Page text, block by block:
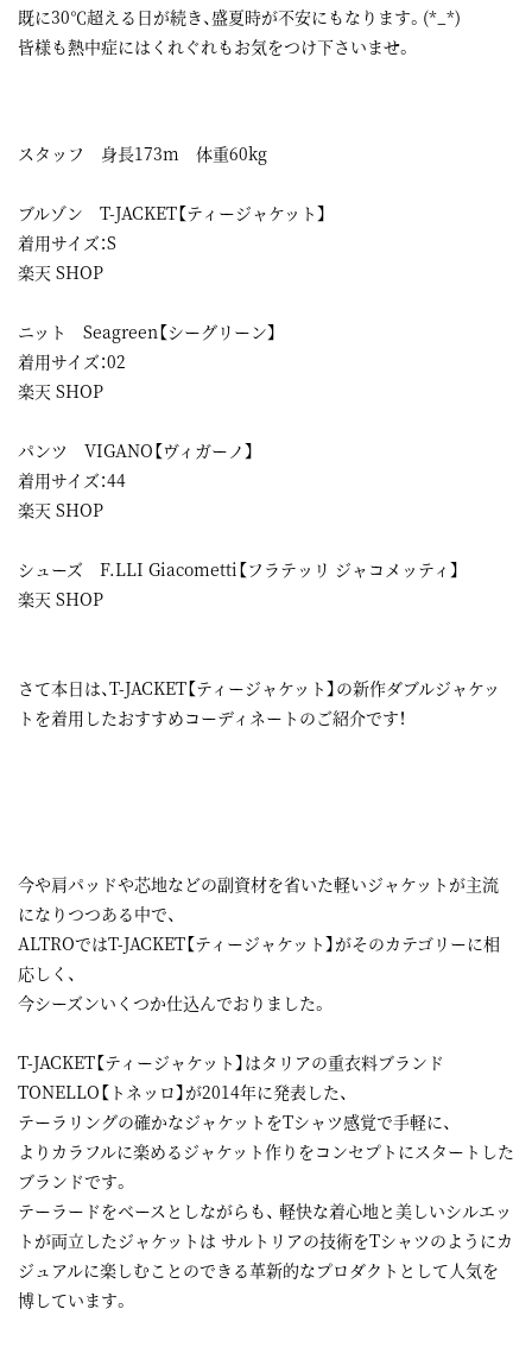
既に30℃超える日が続き、盛夏時が不安にもなります。(*_*)
皆様も熱中症にはくれぐれもお気をつけ下さいませ。
スタッフ 身長173m 体重60kg
ブルゾン T-JACKET【ティージャケット】
着用サイズ：S
楽天 SHOP
ニット Seagreen【シーグリーン】
着用サイズ：02
楽天 SHOP
パンツ VIGANO【ヴィガーノ】
着用サイズ：44
楽天 SHOP
シューズ F.LLI Giacometti【フラテッリ ジャコメッティ】
楽天 SHOP
さて本日は、T-JACKET【ティージャケット】の新作ダブルジャケッ
トを着用したおすすめコーディネートのご紹介です！
今や肩パッドや芯地などの副資材を省いた軽いジャケットが主流
になりつつある中で、
ALTROではT-JACKET【ティージャケット】がそのカテゴリーに相
応しく、
今シーズンいくつか仕込んでおりました。
T-JACKET【ティージャケット】はタリアの重衣料ブランド
TONELLO【トネッロ】が2014年に発表した、
テーラリングの確かなジャケットをTシャツ感覚で手軽に、
よりカラフルに楽めるジャケット作りをコンセプトにスタートした
ブランドです。
テーラードをベースとしながらも、 軽快な着心地と美しいシルエッ
トが両立したジャケットは サルトリアの技術をTシャツのようにカ
ジュアルに楽しむことのできる革新的なプロダクトとして人気を
博しています。